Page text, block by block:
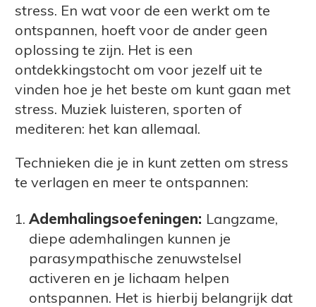
stress. En wat voor de een werkt om te
ontspannen, hoeft voor de ander geen
oplossing te zijn. Het is een
ontdekkingstocht om voor jezelf uit te
vinden hoe je het beste om kunt gaan met
stress. Muziek luisteren, sporten of
mediteren: het kan allemaal.
Technieken die je in kunt zetten om stress
te verlagen en meer te ontspannen:
Ademhalingsoefeningen: Langzame,
diepe ademhalingen kunnen je
parasympathische zenuwstelsel
activeren en je lichaam helpen
ontspannen. Het is hierbij belangrijk dat